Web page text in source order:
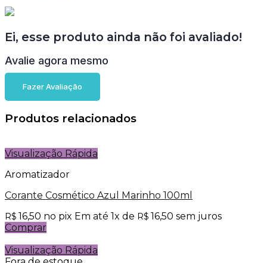
Ei, esse produto ainda não foi avaliado!
Avalie agora mesmo
Fazer Avaliação
Produtos relacionados
Visualização Rápida
Aromatizador
Corante Cosmético Azul Marinho 100ml
R$ 16,50 no pix Em até 1x de R$ 16,50 sem juros
Comprar
Visualização Rápida